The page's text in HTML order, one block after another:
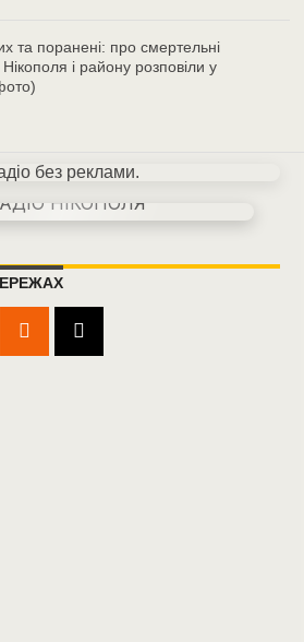
та поранені: про смертельні
Нікополя і району розповіли у